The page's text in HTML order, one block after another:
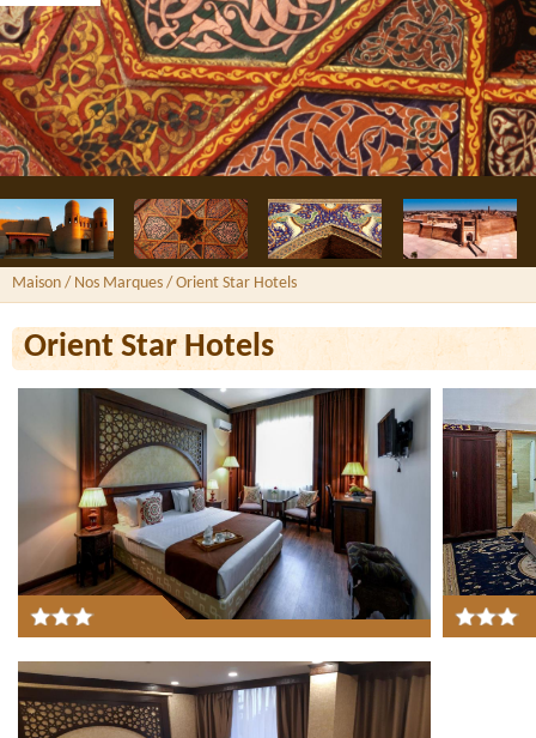
Maison / Nos Marques / Orient Star Hotels
Orient Star Hotels